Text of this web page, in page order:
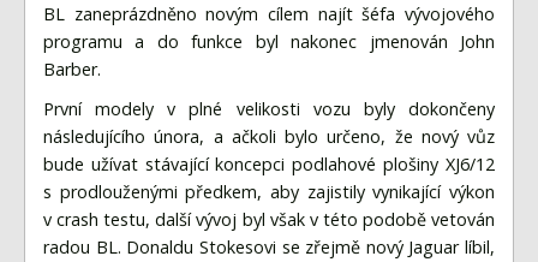
BL zaneprázdněno novým cílem najít šéfa vývojového
programu a do funkce byl nakonec jmenován John
Barber.
První modely v plné velikosti vozu byly dokončeny
následujícího února, a ačkoli bylo určeno, že nový vůz
bude užívat stávající koncepci podlahové plošiny XJ6/12
s prodlouženými předkem, aby zajistily vynikající výkon
v crash testu, další vývoj byl však v této podobě vetován
radou BL. Donaldu Stokesovi se zřejmě nový Jaguar líbil,